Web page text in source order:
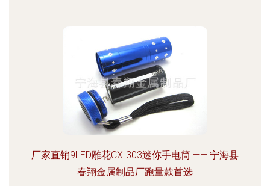
厂家直销9LED雕花CX-303迷你手电筒 —— 宁海县
春翔金属制品厂跑量款首选